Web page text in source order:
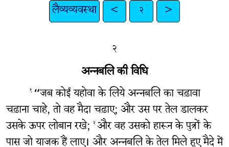
लैव्यव्यवस्था < २ >
२
अन्नबलि की विधि
१ “जब कोई यहोवा के लिये अन्नबलि का चढ़ावा
चढ़ाना चाहे, तो वह मैदा चढ़ाए; और उस पर तेल डालकर
उसके ऊपर लोबान रखे; २और वह उसको हारून के पुत्रों के